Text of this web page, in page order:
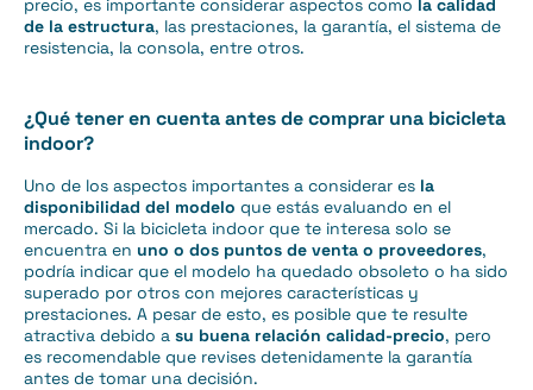
precio, es importante considerar aspectos como la calidad
de la estructura, las prestaciones, la garantía, el sistema de
resistencia, la consola, entre otros.
¿Qué tener en cuenta antes de comprar una bicicleta
indoor?
Uno de los aspectos importantes a considerar es la
disponibilidad del modelo que estás evaluando en el
mercado. Si la bicicleta indoor que te interesa solo se
encuentra en uno o dos puntos de venta o proveedores,
podría indicar que el modelo ha quedado obsoleto o ha sido
superado por otros con mejores características y
prestaciones. A pesar de esto, es posible que te resulte
atractiva debido a su buena relación calidad-precio, pero
es recomendable que revises detenidamente la garantía
antes de tomar una decisión.